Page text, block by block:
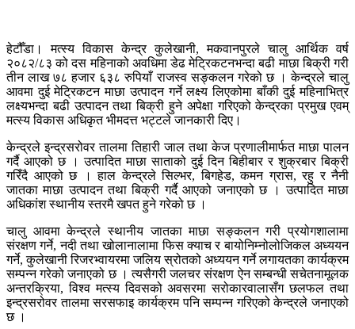
हेटौँडा। मत्स्य विकास केन्द्र कुलेखानी, मकवानपुरले चालु आर्थिक वर्ष
२०८२/८३ को दस महिनाको अवधिमा डेढ मेट्रिकटनभन्दा बढी माछा बिक्री गरी
तीन लाख ७८ हजार ६३८ रुपियाँ राजस्व सङ्कलन गरेको छ । केन्द्रले चालु
आवमा दुई मेट्रिकटन माछा उत्पादन गर्ने लक्ष्य लिएकोमा बाँकी दुई महिनाभित्र
लक्ष्यभन्दा बढी उत्पादन तथा बिक्री हुने अपेक्षा गरिएको केन्द्रका प्रमुख एवम्
मत्स्य विकास अधिकृत भीमदत्त भट्टले जानकारी दिए।
केन्द्रले इन्द्रसरोवर तालमा तिहारी जाल तथा केज प्रणालीमार्फत माछा पालन
गर्दै आएको छ । उत्पादित माछा साताको दुई दिन बिहीबार र शुक्रबार बिक्री
गरिँदै आएको छ । हाल केन्द्रले सिल्भर, बिगहेड, कमन ग्रास, रहु र नैनी
जातका माछा उत्पादन तथा बिक्री गर्दै आएको जनाएको छ । उत्पादित माछा
अधिकांश स्थानीय स्तरमै खपत हुने गरेको छ ।
चालु आवमा केन्द्रले स्थानीय जातका माछा सङ्कलन गरी प्रयोगशालामा
संरक्षण गर्ने, नदी तथा खोलानालामा फिस क्याच र बायोनिम्नोलोजिकल अध्ययन
गर्ने, कुलेखानी रिजरभ्वायरमा जलिय स्रोतको अध्ययन गर्ने लगायतका कार्यक्रम
सम्पन्न गरेको जनाएको छ । त्यसैगरी जलचर संरक्षण ऐन सम्बन्धी सचेतनामूलक
अन्तरक्रिया, विश्व मत्स्य दिवसको अवसरमा सरोकारवालासँग छलफल तथा
इन्द्रसरोवर तालमा सरसफाइ कार्यक्रम पनि सम्पन्न गरिएको केन्द्रले जनाएको
छ ।